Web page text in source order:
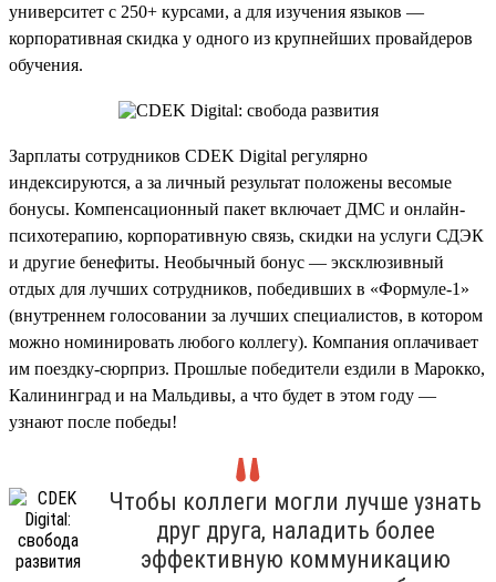
университет с 250+ курсами, а для изучения языков —
корпоративная скидка у одного из крупнейших провайдеров
обучения.
Зарплаты сотрудников CDEK Digital регулярно
индексируются, а за личный результат положены весомые
бонусы. Компенсационный пакет включает ДМС и онлайн-
психотерапию, корпоративную связь, скидки на услуги СДЭК
и другие бенефиты. Необычный бонус — эксклюзивный
отдых для лучших сотрудников, победивших в «Формуле-1»
(внутреннем голосовании за лучших специалистов, в котором
можно номинировать любого коллегу). Компания оплачивает
им поездку-сюрприз. Прошлые победители ездили в Марокко,
Калининград и на Мальдивы, а что будет в этом году —
узнают после победы!
Чтобы коллеги могли лучше узнать
друг друга, наладить более
эффективную коммуникацию